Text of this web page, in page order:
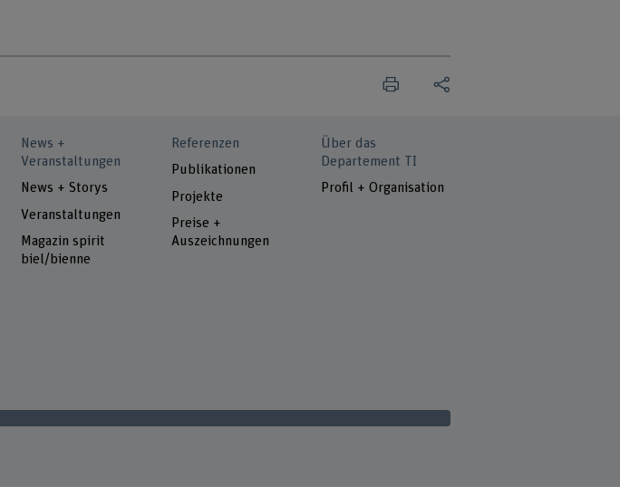
News +
Veranstaltungen
News + Storys
Veranstaltungen
Magazin spirit
biel/bienne
Referenzen
Publikationen
Projekte
Preise +
Auszeichnungen
Über das
Departement TI
Profil + Organisation